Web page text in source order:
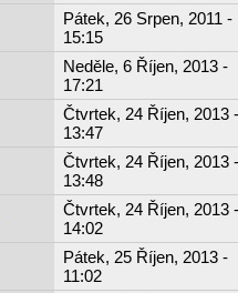
Pátek, 26 Srpen, 2011 -
15:15
Neděle, 6 Říjen, 2013 -
17:21
Čtvrtek, 24 Říjen, 2013 -
13:47
Čtvrtek, 24 Říjen, 2013 -
13:48
Čtvrtek, 24 Říjen, 2013 -
14:02
Pátek, 25 Říjen, 2013 -
11:02